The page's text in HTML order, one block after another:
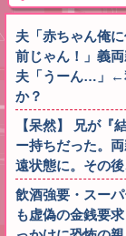
夫「赤ちゃん俺
前じゃん！」義
夫「うーん…」←
か？
【呆然】 兄が『
ー持ちだった。
遠状態に。その
飲酒強要・スー
も虚偽の金銭要